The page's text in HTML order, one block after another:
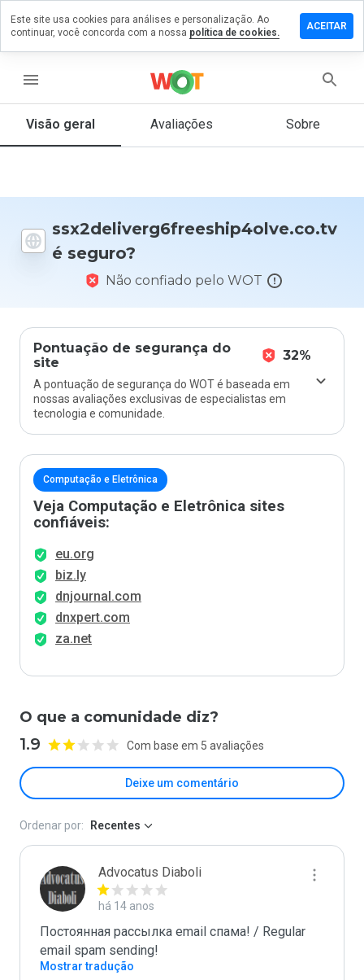
menu
Visão geral Avaliações Sobre
ssx2deliverg6freeship4olve.co.tv
é seguro?
Não confiado pelo WOT
Pontuação de segurança do
site
32%
A pontuação de segurança do WOT é baseada em
nossas avaliações exclusivas de especialistas em
tecnologia e comunidade.
Computação e Eletrônica
Veja Computação e Eletrônica sites
confiáveis:
eu.org
biz.ly
dnjournal.com
dnxpert.com
za.net
O que a comunidade diz?
1.9 Com base em 5 avaliações
Deixe um comentário
em
a 5,
você
este
site?
Ordenar por: Recentes
Advocatus Diaboli
há 14 anos
Постоянная рассылка email спама! / Regular
email spam sending!
Mostrar tradução
Este site usa cookies para análises e personalização. Ao
continuar, você concorda com a nossa política de cookies.
ACEITAR